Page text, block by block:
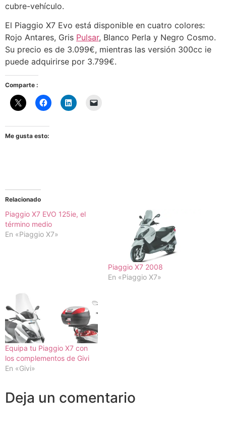
cubre-vehículo.
El Piaggio X7 Evo está disponible en cuatro colores:
Rojo Antares, Gris Pulsar, Blanco Perla y Negro Cosmo.
Su precio es de 3.099€, mientras las versión 300cc ie
puede adquirirse por 3.799€.
Comparte :
Me gusta esto:
Relacionado
Piaggio X7 EVO 125ie, el
término medio
En «Piaggio X7»
Piaggio X7 2008
En «Piaggio X7»
Equipa tu Piaggio X7 con
los complementos de Givi
En «Givi»
Deja un comentario